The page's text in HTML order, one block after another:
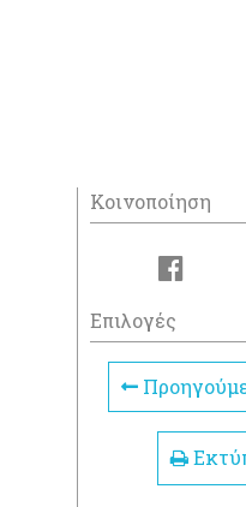
Κοινοποίηση
Επιλογές